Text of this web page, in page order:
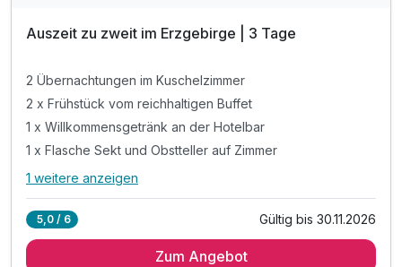
Auszeit zu zweit im Erzgebirge | 3 Tage
2 Übernachtungen im Kuschelzimmer
2 x Frühstück vom reichhaltigen Buffet
1 x Willkommensgetränk an der Hotelbar
1 x Flasche Sekt und Obstteller auf Zimmer
Alle Inklusivleistungen
2 x Frühstück vom reichhaltigen Buffet
1 weitere anzeigen
5,0 / 6 Gültig bis 30.11.2026
Zum Angebot